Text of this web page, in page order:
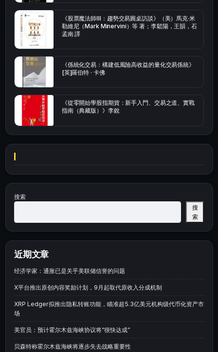
《股票魔法師Ⅲ：趨勢交易圓桌訪談》（美）馬克·米
勒維尼（Mark Minervini）等 著；李鬆陽，王韻，石
孟南 譯
《係統化交易：構建低風險高收益的量化交易係統》
[英]羅伯特 · 卡佛
《從零開始學股指期貨：新手入門、交易之道、實戰
指南（典藏版）》李銳
搜索
搜
索
近期文章
经济学家：通胀已是关乎美联储信誉的问题
X平台推出原创内容奖励计划，9月起取代原收入分成机制
XRP Ledger拟推出隐私转账功能，瞄准超5.3亿美元机构级代币化资产市
场
美官员：预计霍尔木兹海峡协议将“很快达成”
贝森特称霍尔木兹海峡将逐步失去战略重要性